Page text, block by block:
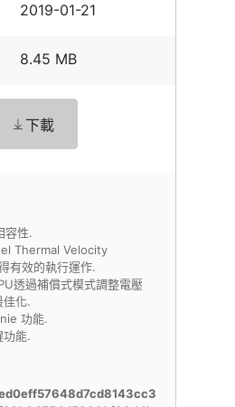
2019-01-21
8.45 MB
下載
容性.
Thermal Velocity
有效的執行運作.
透過補償式模式調整電壓
佳化.
功能.
功能.